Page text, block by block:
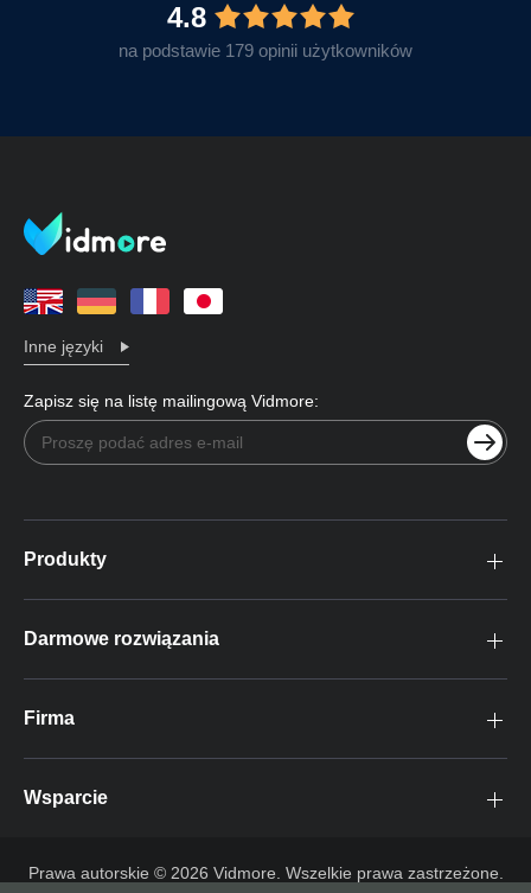
4.8
na podstawie 179 opinii użytkowników
Inne języki
Zapisz się na listę mailingową Vidmore:
Produkty
Darmowe rozwiązania
Firma
Wsparcie
Prawa autorskie © 2026 Vidmore. Wszelkie prawa zastrzeżone.